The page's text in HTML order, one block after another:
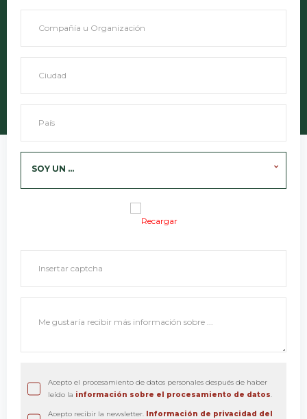
SOY UN ...
Recargar
Acepto el procesamiento de datos personales después de haber
leído la información sobre el procesamiento de datos
Acepto recibir la newsletter. Información de privacidad del